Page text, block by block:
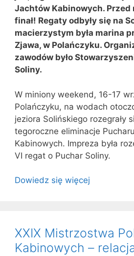
Jachtów Kabinowych.
finał! Regaty odbyły się na
macierzystym była marina
Zjawa, w Polańczyku.
zawodów było
Soliny.
W miniony weekend, 16-17
Polańczyku, na wodach
jeziora Solińskiego rozegrały
tegoroczne eliminacje
Kabinowych. Impreza była
VI regat o Puchar Soliny.
Dowiedz się więcej
XXIX Mistrzostwa
Kabinowych –